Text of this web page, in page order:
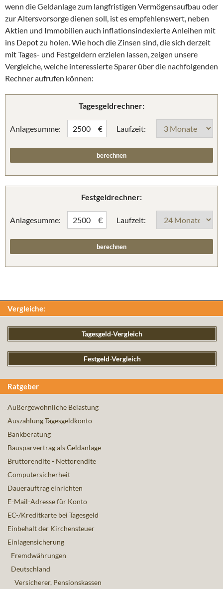
wenn die Geldanlage zum langfristigen Vermögensaufbau oder
zur Altersvorsorge dienen soll, ist es empfehlenswert, neben
Aktien und Immobilien auch inflationsindexierte Anleihen mit
ins Depot zu holen. Wie hoch die Zinsen sind, die sich derzeit
mit Tages- und Festgeldern erzielen lassen, zeigen unsere
Vergleiche, welche interessierte Sparer über die nachfolgenden
Rechner aufrufen können:
Tagesgeldrechner:
Anlagesumme: € Laufzeit:
Festgeldrechner:
Anlagesumme: € Laufzeit:
Vergleiche:
Tagesgeld-Vergleich
Festgeld-Vergleich
Ratgeber
Außergewöhnliche Belastung
Auszahlung Tagesgeldkonto
Bankberatung
Bausparvertrag als Geldanlage
Bruttorendite - Nettorendite
Computersicherheit
Dauerauftrag einrichten
E-Mail-Adresse für Konto
EC-/Kreditkarte bei Tagesgeld
Einbehalt der Kirchensteuer
Einlagensicherung
Fremdwährungen
Deutschland
Versicherer, Pensionskassen